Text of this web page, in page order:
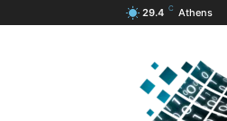
29.4 C Athens